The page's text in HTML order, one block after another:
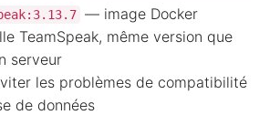
— image Docker
TeamSpeak, même version que
serveur
les problèmes de compatibilité
de données